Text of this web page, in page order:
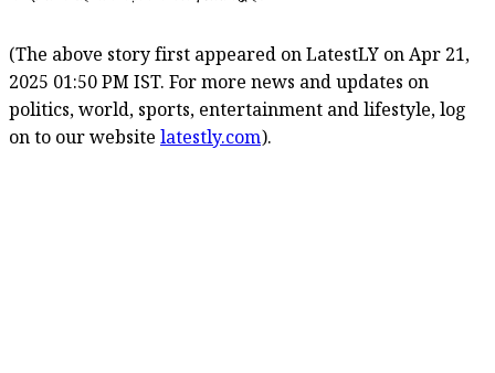
(The above story first appeared on LatestLY on Apr 21,
2025 01:50 PM IST. For more news and updates on
politics, world, sports, entertainment and lifestyle, log
on to our website latestly.com).